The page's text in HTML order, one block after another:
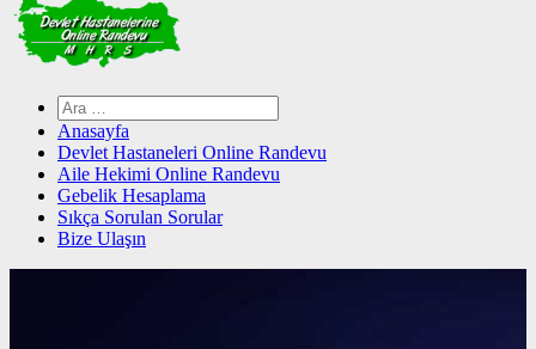
Arama:
Anasayfa
Devlet Hastaneleri Online Randevu
Aile Hekimi Online Randevu
Gebelik Hesaplama
Sıkça Sorulan Sorular
Bize Ulaşın